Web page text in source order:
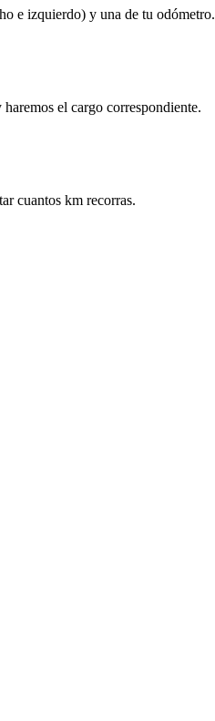
e izquierdo) y una de tu odómetro.
el cargo correspondiente.
cuantos km recorras.